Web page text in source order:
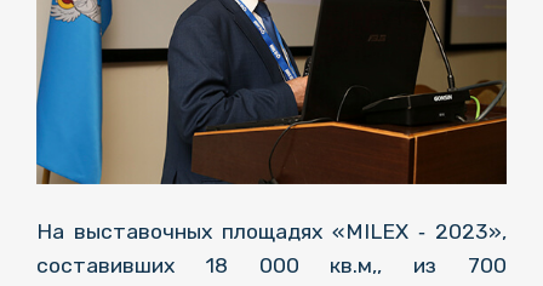
На выставочных площадях «MILEX ‑ 2023»,
составивших 18 000 кв.м,, из 700